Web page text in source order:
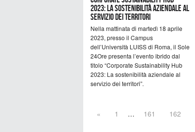
2023: La sostenibilità aziendale al
servizio dei territori
Nella mattinata di martedì 18 aprile
2023, presso il Campus
dell’Università LUISS di Roma, il Sole
24Ore presenta l’evento ibrido dal
titolo “Corporate Sustainability Hub
2023: La sostenibilità aziendale al
servizio dei territori”.
« 1 … 161 162